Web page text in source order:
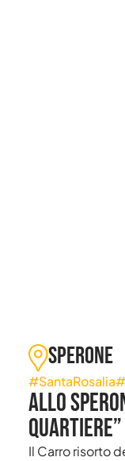
Sperone
#SantaRosalia
Allo
quartiere”
Il Carro risorto